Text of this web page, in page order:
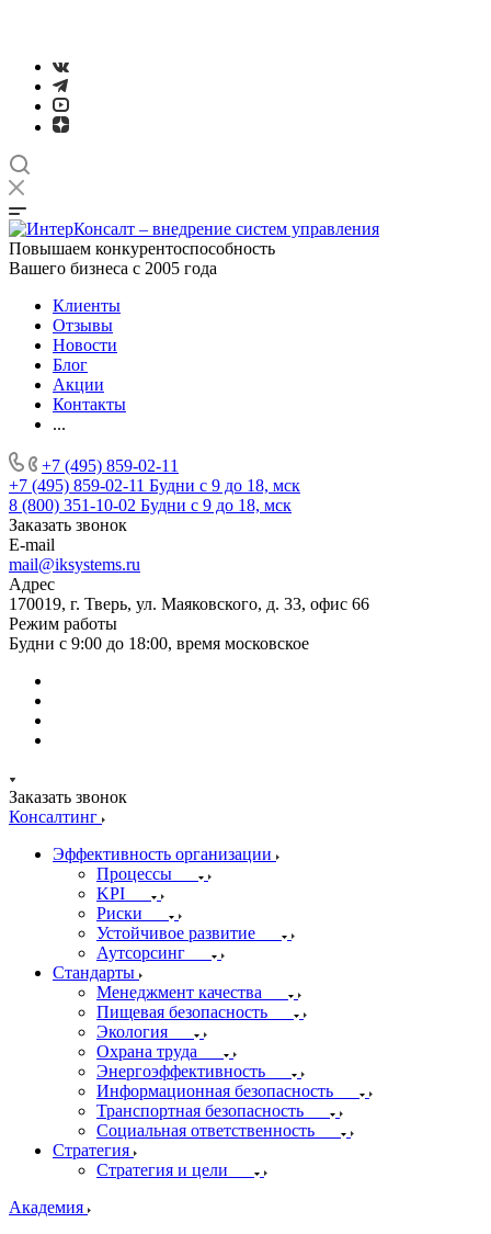
Повышаем конкурентоспособность
Вашего бизнеса с 2005 года
Клиенты
Отзывы
Новости
Блог
Акции
Контакты
...
+7 (495) 859-02-11
+7 (495) 859-02-11 Будни с 9 до 18, мск
8 (800) 351-10-02 Будни с 9 до 18, мск
Заказать звонок
E-mail
mail@iksystems.ru
Адрес
170019, г. Тверь, ул. Маяковского, д. 33, офис 66
Режим работы
Будни с 9:00 до 18:00, время московское
Заказать звонок
Консалтинг
Эффективность организации
Процессы
KPI
Риски
Устойчивое развитие
Аутсорсинг
Стандарты
Менеджмент качества
Пищевая безопасность
Экология
Охрана труда
Энергоэффективность
Информационная безопасность
Транспортная безопасность
Социальная ответственность
Стратегия
Стратегия и цели
Академия